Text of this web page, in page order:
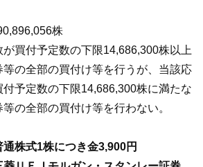
株
買付予定数の下限14,686,300株以上
の全部の買付け等を行うが、当該応
予定数の下限14,686,300株に満たな
の全部の買付け等を行わない。
株式1株につき金3,900円